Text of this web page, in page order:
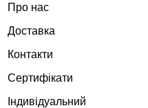
Про нас
Доставка
Контакти
Сертифікати
Індивідуальний